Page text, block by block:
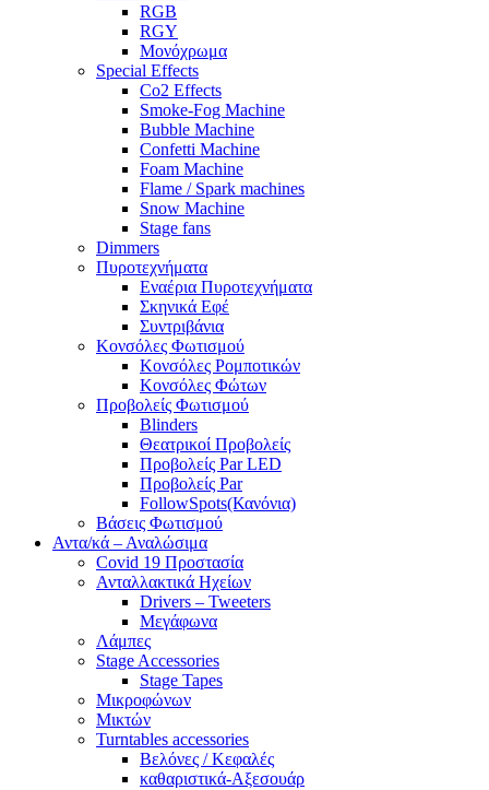
RGB
RGY
Μονόχρωμα
Special Effects
Co2 Effects
Smoke-Fog Machine
Bubble Machine
Confetti Machine
Foam Machine
Flame / Spark machines
Snow Machine
Stage fans
Dimmers
Πυροτεχνήματα
Εναέρια Πυροτεχνήματα
Σκηνικά Εφέ
Συντριβάνια
Κονσόλες Φωτισμού
Κονσόλες Ρομποτικών
Κονσόλες Φώτων
Προβολείς Φωτισμού
Blinders
Θεατρικοί Προβολείς
Προβολείς Par LED
Προβολείς Par
FollowSpots(Κανόνια)
Βάσεις Φωτισμού
Αντα/κά – Αναλώσιμα
Covid 19 Προστασία
Ανταλλακτικά Ηχείων
Drivers – Tweeters
Μεγάφωνα
Λάμπες
Stage Accessories
Stage Tapes
Μικροφώνων
Μικτών
Turntables accessories
Βελόνες / Κεφαλές
καθαριστικά-Αξεσουάρ